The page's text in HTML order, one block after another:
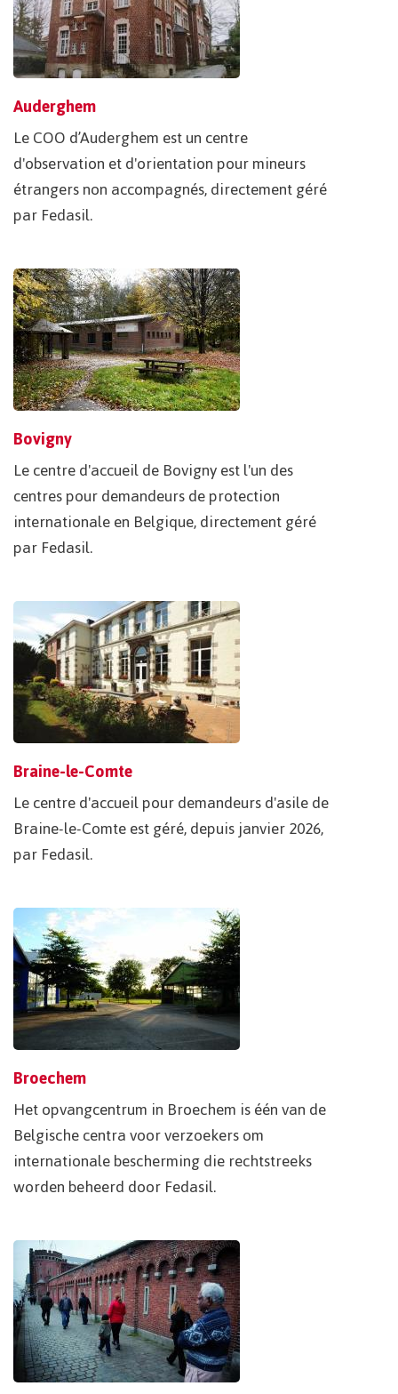
Auderghem
Le COO d’Auderghem est un centre
d'observation et d'orientation pour mineurs
étrangers non accompagnés, directement géré
par Fedasil.
Bovigny
Le centre d'accueil de Bovigny est l'un des
centres pour demandeurs de protection
internationale en Belgique, directement géré
par Fedasil.
Braine-le-Comte
Le centre d'accueil pour demandeurs d'asile de
Braine-le-Comte est géré, depuis janvier 2026,
par Fedasil.
Broechem
Het opvangcentrum in Broechem is één van de
Belgische centra voor verzoekers om
internationale bescherming die rechtstreeks
worden beheerd door Fedasil.